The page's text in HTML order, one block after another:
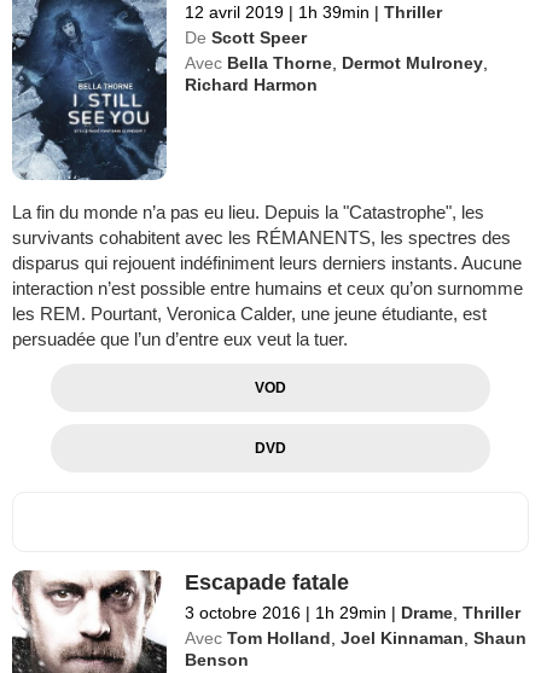
12 avril 2019 | 1h 39min | Thriller
De Scott Speer
Avec Bella Thorne Dermot Mulroney
Richard Harmon
La fin du monde n’a pas eu lieu. Depuis la "Catastrophe", les
survivants cohabitent avec les RÉMANENTS, les spectres des
disparus qui rejouent indéfiniment leurs derniers instants. Aucune
interaction n’est possible entre humains et ceux qu’on surnomme
les REM. Pourtant, Veronica Calder, une jeune étudiante, est
persuadée que l’un d’entre eux veut la tuer.
VOD
DVD
Escapade fatale
3 octobre 2016 | 1h 29min | Drame ,Thriller
Avec Tom Holland ,Joel Kinnaman ,Shaun
Benson